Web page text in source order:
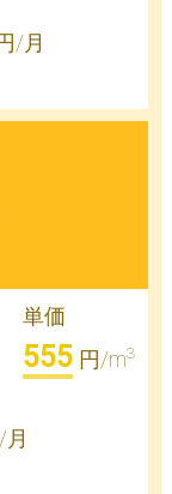
/月
単価
555円/m3